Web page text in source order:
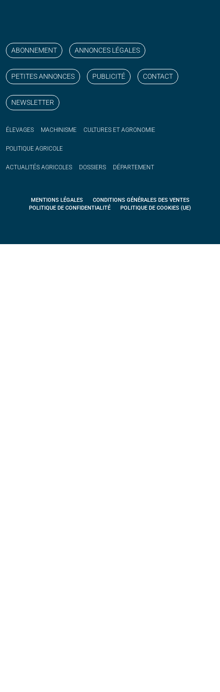
ABONNEMENT ANNONCES LÉGALES
PETITES ANNONCES PUBLICITÉ CONTACT
NEWSLETTER
ÉLEVAGES MACHINISME CULTURES ET AGRONOMIE
POLITIQUE AGRICOLE
ACTUALITÉS AGRICOLES DOSSIERS DÉPARTEMENT
MENTIONS LÉGALES
CONDITIONS GÉNÉRALES DES VENTES
POLITIQUE DE CONFIDENTIALITÉ
POLITIQUE DE COOKIES (UE)